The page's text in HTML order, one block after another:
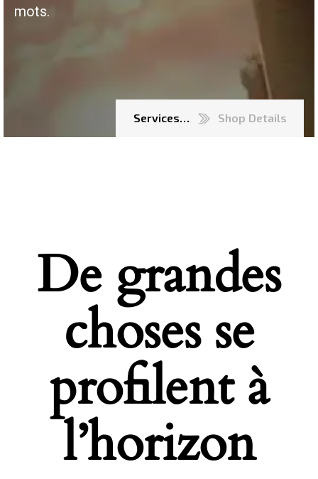
mots.
Services… Shop Details
De grandes
choses se
profilent à
l’horizon